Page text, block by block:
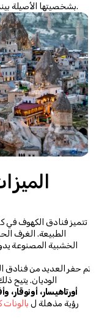
بشخصيتها الأصيلة بينما تقدم راحة تنافس الفنادق ذات الخمس نجوم.
تتميز فنادق الكهوف في
تم حفر العديد من فنادق
الوديان. يتيح
أورتاهيسار، أونوقار،
رؤية مذهلة ل بالونات